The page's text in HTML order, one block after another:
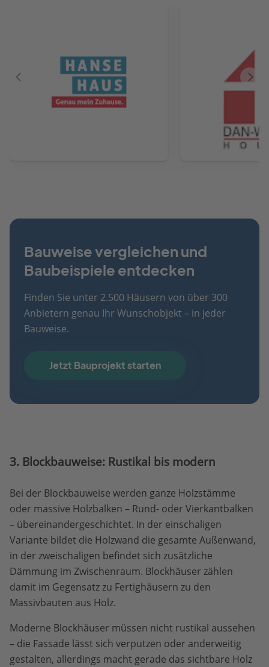
Bauweise vergleichen und
Baubeispiele entdecken
Finden Sie unter 2.500 Häusern von über 300
Anbietern genau Ihr Wunschobjekt – in jeder
Bauweise.
Jetzt Bauprojekt starten
3. Blockbauweise: Rustikal bis modern
Bei der Blockbauweise werden ganze Holzstämme
oder massive Holzbalken – Rund- oder Vierkantbalken
– übereinandergeschichtet. In der einschaligen
Variante bildet die Holzwand die gesamte Außenwand,
in der zweischaligen befindet sich zusätzliche
Dämmung im Zwischenraum. Blockhäuser zählen
damit im Gegensatz zu Fertighäusern zu den
Massivbauten aus Holz.
Moderne Blockhäuser müssen nicht rustikal aussehen
– die Fassade lässt sich verputzen oder anderweitig
gestalten, allerdings macht gerade das sichtbare Holz